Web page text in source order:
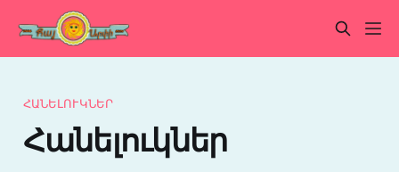
ՀԱՆԵԼՈՒԿՆԵՐ
Հանելուկներ